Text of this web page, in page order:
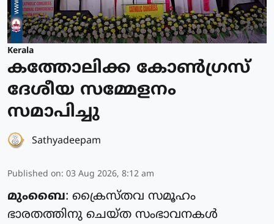
Kerala
കത്തോലിക്ക കോൺഗ്രസ്
ദേശീയ സമ്മേളനം
സമാപിച്ചു
Sathyadeepam
Published on: 03 Aug 2026, 8:12 am
മുംബൈ: ക്രൈസ്‌തവ സമൂഹം
ഭാരതത്തിനു ചെയ്‌ത സംഭാവനകൾ